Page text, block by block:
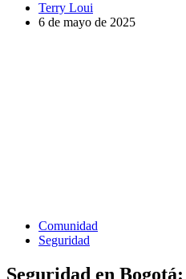
Terry Loui
6 de mayo de 2025
Comunidad
Seguridad
Seguridad en